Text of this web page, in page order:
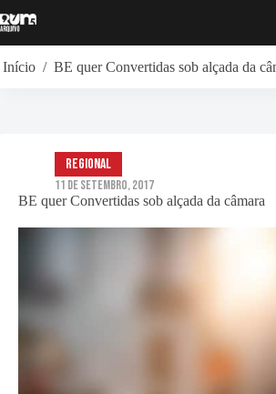
para
Início / BE quer Convertidas sob alçada da
BE quer Convertidas sob alçada da câmara
Regional
11 de Setembro, 2017